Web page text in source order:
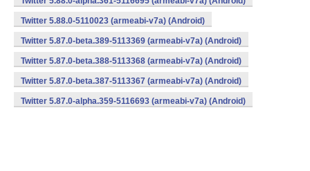
Twitter 5.88.0-5110023 (armeabi-v7a) (Android)
Twitter 5.87.0-beta.389-5113369 (armeabi-v7a) (Android)
Twitter 5.87.0-beta.388-5113368 (armeabi-v7a) (Android)
Twitter 5.87.0-beta.387-5113367 (armeabi-v7a) (Android)
Twitter 5.87.0-alpha.359-5116693 (armeabi-v7a) (Android)